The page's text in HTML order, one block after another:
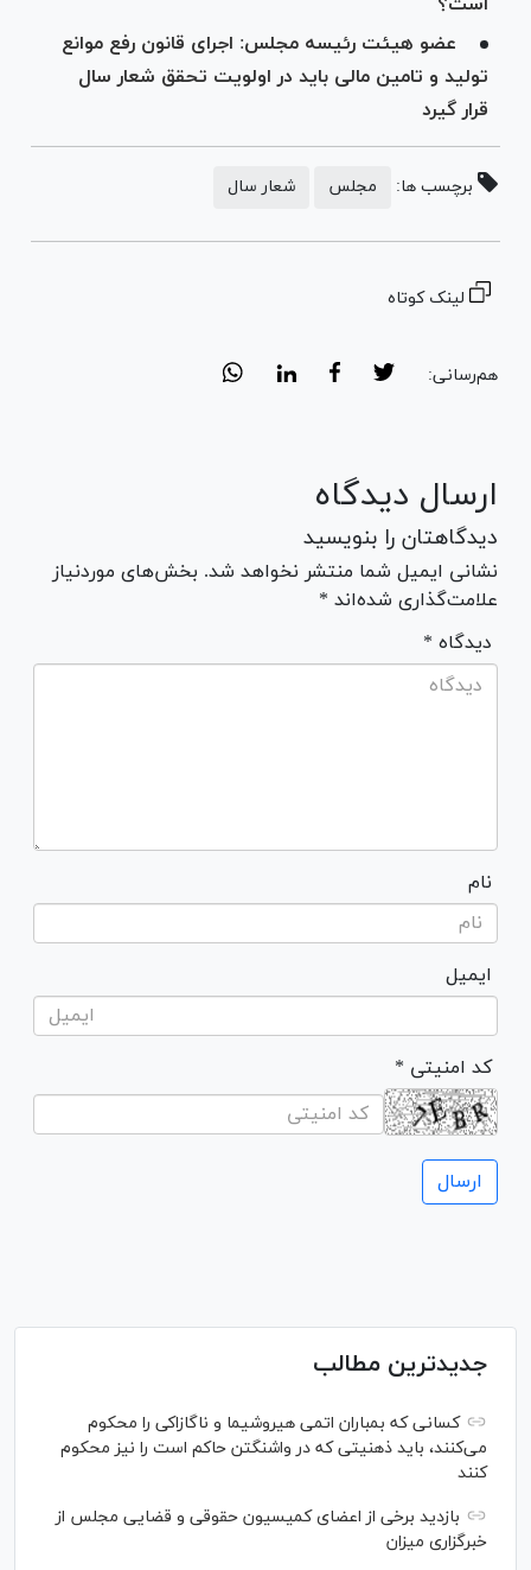
عضو هیئت رئیسه مجلس: اجرای قانون رفع موانع
تولید و تامین مالی باید در اولویت تحقق شعار سال
قرار گیرد
برچسب ها: مجلس شعار سال
لینک کوتاه
هم‌رسانی:
ارسال دیدگاه
دیدگاهتان را بنویسید
نشانی ایمیل شما منتشر نخواهد شد. بخش‌های موردنیاز
علامت‌گذاری شده‌اند *
* دیدگاه
نام
ایمیل
* کد امنیتی
جدیدترین مطالب
کسانی که بمباران اتمی هیروشیما و ناگازاکی را محکوم
می‌کنند، باید ذهنیتی که در واشنگتن حاکم است را نیز محکوم
کنند
بازدید برخی از اعضای کمیسیون حقوقی و قضایی مجلس از
خبرگزاری میزان